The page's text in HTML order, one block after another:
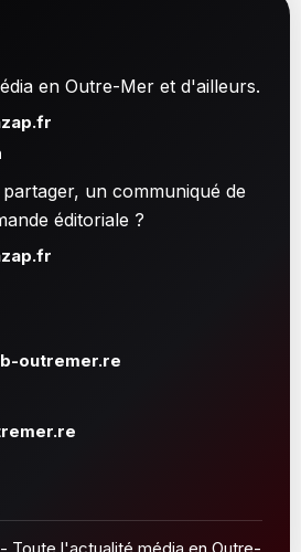
en Outre-Mer et d'ailleurs.
un communiqué de
éditoriale ?
outremer.re